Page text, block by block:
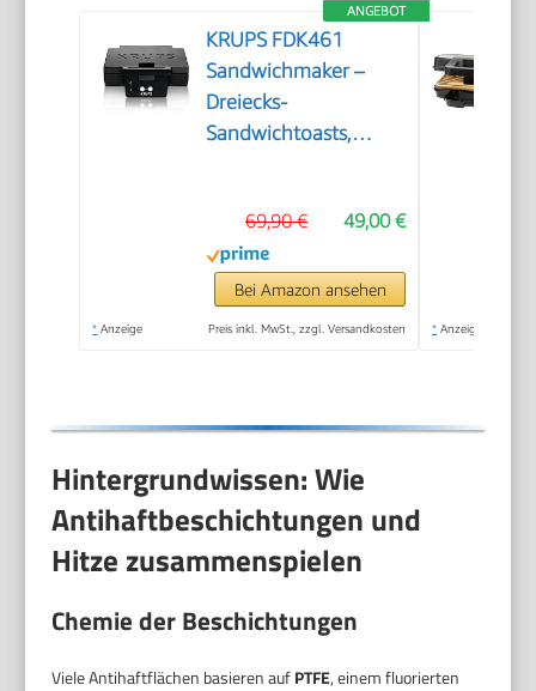
ANGEBOT
KRUPS FDK461
Sandwichmaker –
Dreiecks-
Sandwichtoasts,
850W, extra tiefe
Form für leckere
Gourmet-Sandwiches,
schnelles Erhitzen,
49,00 €
69,90 €
Bei Amazon ansehen
* Anzeige Preis inkl. MwSt., zzgl. Versandkosten * Anzeige
Hintergrundwissen: Wie
Antihaftbeschichtungen und
Hitze zusammenspielen
Chemie der Beschichtungen
Viele Antihaftflächen basieren aufPTFE, einem fluorierten